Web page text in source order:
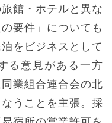
館・ホテルと異な
要件」についても
をビジネスとして
る意見がある一方
業組合連合会の北
うことを主張。採